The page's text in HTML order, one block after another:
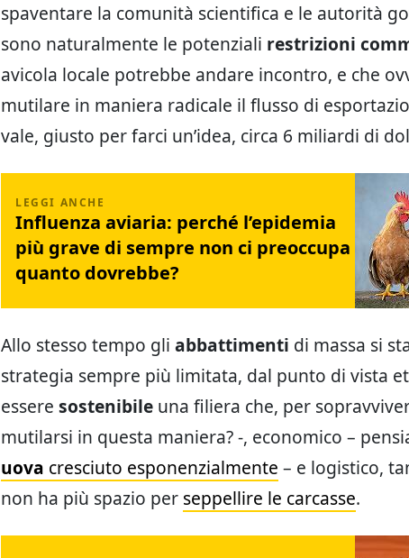
spaventare la comunità scientifica e le autorità
sono naturalmente le potenziali restrizioni
avicola locale potrebbe andare incontro, e che
mutilare in maniera radicale il flusso di
vale, giusto per farci un’idea, circa 6 miliardi di
Influenza aviaria: perché l’epidemia
più grave di sempre non ci preoccupa
quanto dovrebbe?
Allo stesso tempo gli abbattimenti di massa si
strategia sempre più limitata, dal punto di vista
essere sostenibile una filiera che, per
mutilarsi in questa maniera? -, economico –
uova cresciuto esponenzialmente – e logistico,
non ha più spazio per seppellire le carcasse.